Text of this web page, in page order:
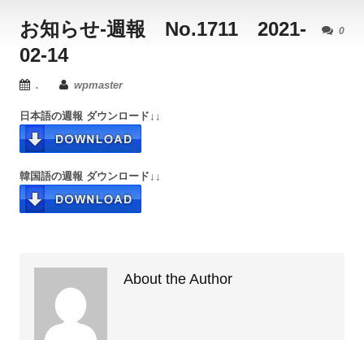
0
お知らせ-週報 No.1711 2021-
02-14
. wpmaster
日本語の週報 ダウンロード↓↓
韓国語の週報 ダウンロード↓↓
About the Author